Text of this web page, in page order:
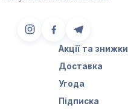
Акції та знижки
Доставка
Угода
Підписка